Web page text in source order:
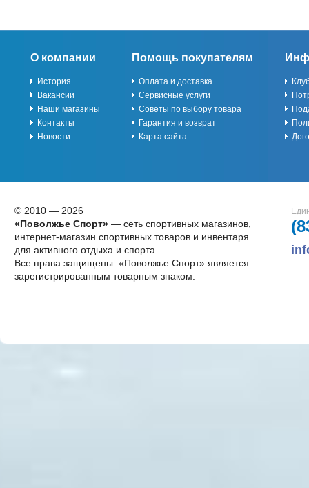
О компании
История
Вакансии
Наши магазины
Контакты
Новости
Помощь покупателям
Оплата и доставка
Сервисные услуги
Советы по выбору товара
Гарантия и возврат
Карта сайта
© 2010 — 2026
«Поволжье Спорт»— сеть спортивных магазинов,
интернет-магазин спортивных товаров и инвентаря
для активного отдыха и спорта
Все права защищены. «Поволжье Спорт» является
зарегистрированным товарным знаком.